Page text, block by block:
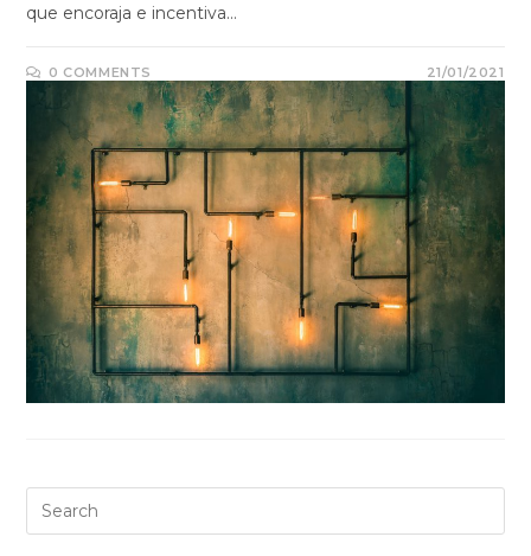
que encoraja e incentiva…
0 COMMENTS 21/01/2021